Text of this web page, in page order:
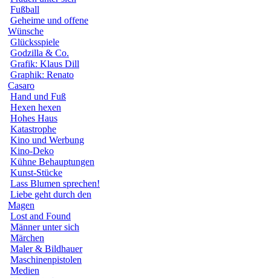
Fußball
Geheime und offene
Wünsche
Glücksspiele
Godzilla & Co.
Grafik: Klaus Dill
Graphik: Renato
Casaro
Hand und Fuß
Hexen hexen
Hohes Haus
Katastrophe
Kino und Werbung
Kino-Deko
Kühne Behauptungen
Kunst-Stücke
Lass Blumen sprechen!
Liebe geht durch den
Magen
Lost and Found
Männer unter sich
Märchen
Maler & Bildhauer
Maschinenpistolen
Medien